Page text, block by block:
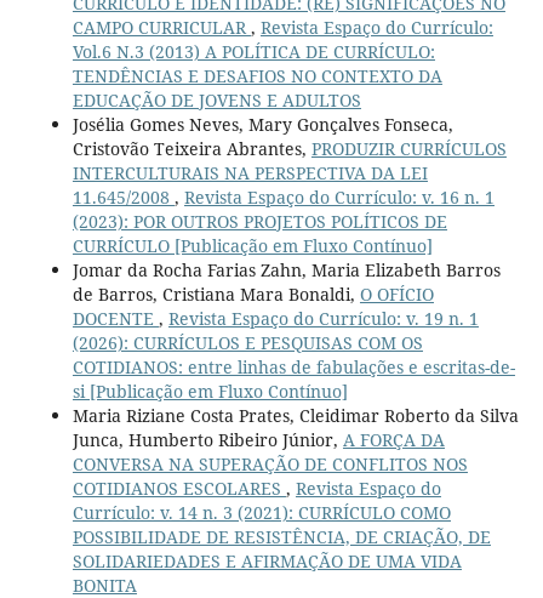
CAMPO CURRICULAR, Revista Espaço do Currículo:
Vol.6 N.3 (2013) A POLÍTICA DE CURRÍCULO:
TENDÊNCIAS E DESAFIOS NO CONTEXTO DA
EDUCAÇÃO DE JOVENS E ADULTOS
Josélia Gomes Neves, Mary Gonçalves Fonseca,
Cristovão Teixeira Abrantes, PRODUZIR CURRÍCULOS
INTERCULTURAIS NA PERSPECTIVA DA LEI
11.645/2008 , Revista Espaço do Currículo: v. 16 n. 1
(2023): POR OUTROS PROJETOS POLÍTICOS DE
CURRÍCULO [Publicação em Fluxo Contínuo]
Jomar da Rocha Farias Zahn, Maria Elizabeth Barros
de Barros, Cristiana Mara Bonaldi, O OFÍCIO
DOCENTE , Revista Espaço do Currículo: v. 19 n. 1
(2026): CURRÍCULOS E PESQUISAS COM OS
COTIDIANOS: entre linhas de fabulações e escritas-de-
si [Publicação em Fluxo Contínuo]
Maria Riziane Costa Prates, Cleidimar Roberto da Silva
Junca, Humberto Ribeiro Júnior, A FORÇA DA
CONVERSA NA SUPERAÇÃO DE CONFLITOS NOS
COTIDIANOS ESCOLARES , Revista Espaço do
Currículo: v. 14 n. 3 (2021): CURRÍCULO COMO
POSSIBILIDADE DE RESISTÊNCIA, DE CRIAÇÃO, DE
SOLIDARIEDADES E AFIRMAÇÃO DE UMA VIDA
BONITA